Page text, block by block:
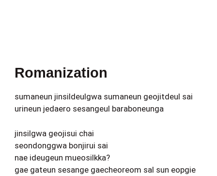
Romanization
sumaneun jinsildeulgwa sumaneun geojitdeul sai
urineun jedaero sesangeul baraboneunga
jinsilgwa geojisui chai
seondonggwa bonjirui sai
nae ideugeun mueosilkka?
gae gateun sesange gaecheoreom sal sun eopgie